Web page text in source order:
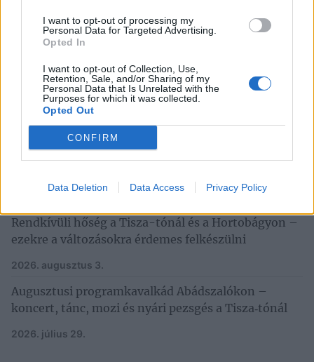
I want to opt-out of processing my
Personal Data for Targeted Advertising.
Opted In
I want to opt-out of Collection, Use,
Retention, Sale, and/or Sharing of my
Personal Data that Is Unrelated with the
Purposes for which it was collected.
Opted Out
CONFIRM
Data Deletion Data Access Privacy Policy
Elindult a nagy Tisza‑tavi szavazás: melyik
vendéglátóhely a kedvenced?
Csillagles, Hiperkarma és pusztai vibe: A
Hortobágyon zárul a Telekomosok Fesztiválja
2026. augusztus 5.
Budapestről a Tisza-tóra – először érkezik
Rendkívüli hőség a Tisza-tónál és a Hortobágyon –
ezekre a változásokra érdemes felkészülni
2026. augusztus 3.
Augusztusi programkavalkád Abádszalókon –
koncert, tánc, mozi és nyári pezsgés a Tisza‑tónál
2026. július 29.